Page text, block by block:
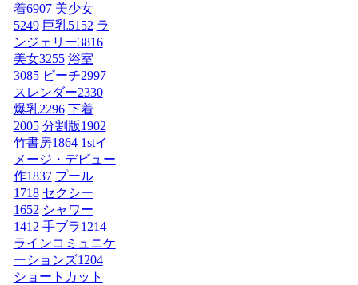
着6907 美少女
5249 巨乳5152 ラ
ンジェリー3816
美女3255 浴室
3085 ビーチ2997
スレンダー2330
爆乳2296 下着
2005 分割版1902
竹書房1864 1stイ
メージ・デビュー
作1837 プール
1718 セクシー
1652 シャワー
1412 手ブラ1214
ラインコミュニケ
ーションズ1204
ショートカット